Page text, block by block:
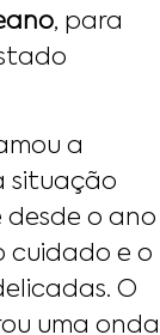
, para
a
situação
desde o ano
cuidado e o
O
uma onda